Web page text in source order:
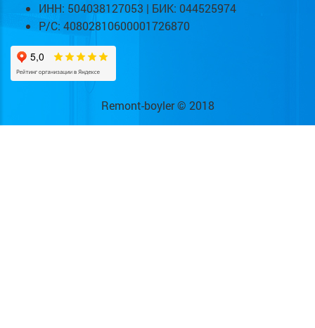
ИНН: 504038127053 | БИК: 044525974
Р/С: 40802810600001726870
Remont-boyler © 2018